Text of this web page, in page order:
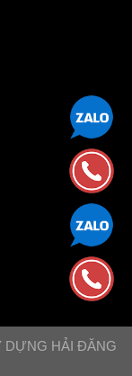
DỰNG HẢI ĐĂNG